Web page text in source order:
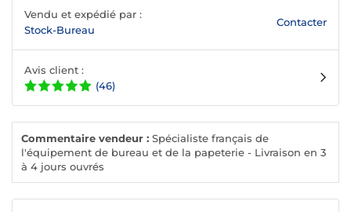
Vendu et expédié par :
Stock-Bureau
Contacter
Avis client :
(46)
Commentaire vendeur : Spécialiste français de
l'équipement de bureau et de la papeterie - Livraison en 3
à 4 jours ouvrés